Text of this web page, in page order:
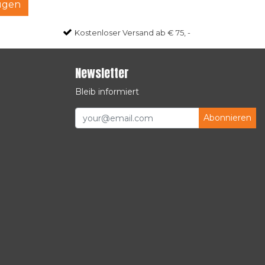
Kostenloser Versand ab € 75, -
Newsletter
Bleib informiert
Abonnieren